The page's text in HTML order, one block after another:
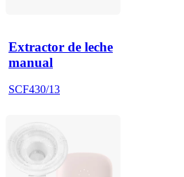
Extractor de leche
manual
SCF430/13